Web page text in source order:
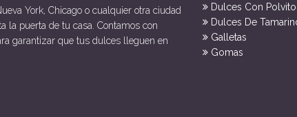
York, Chicago o cualquier otra ciudad
la puerta de tu casa. Contamos con
garantizar que tus dulces lleguen en
Dulces Con Polvito
Dulces De
Galletas
Gomas